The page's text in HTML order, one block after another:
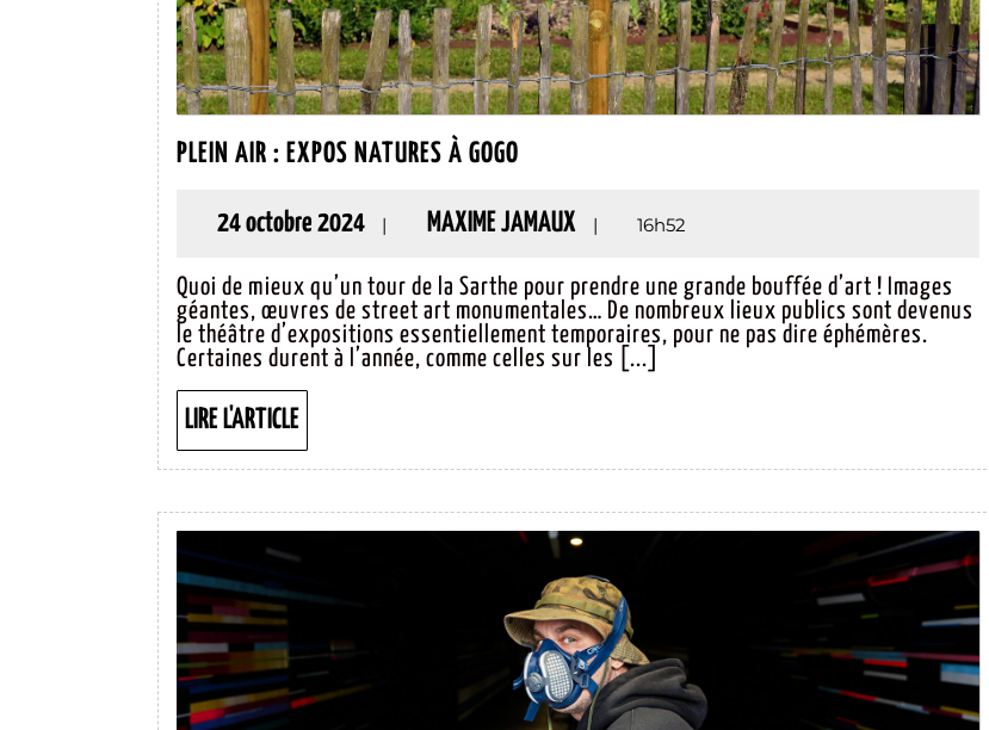
PLEIN AIR : EXPOS NATURES À GOGO
EXPOS
À
GOGO
24 octobre 202424
2024
| MAXIME JAMAUXMAXIME
| 16h52
Quoi de mieux qu’un tour de la Sarthe pour prendre une grande bouffée d’art ! Images
géantes, œuvres de street art monumentales… De nombreux lieux publics sont devenus
le théâtre d’expositions essentiellement temporaires, pour ne pas dire éphémères.
Certaines durent à l’année, comme celles sur les [...]
LIRE L'ARTICLELIRE
L'ARTICLE